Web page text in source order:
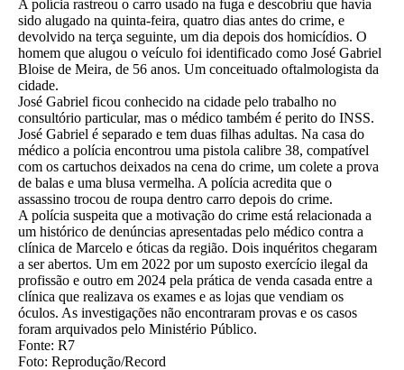
A polícia rastreou o carro usado na fuga e descobriu que havia
sido alugado na quinta-feira, quatro dias antes do crime, e
devolvido na terça seguinte, um dia depois dos homicídios. O
homem que alugou o veículo foi identificado como José Gabriel
Bloise de Meira, de 56 anos. Um conceituado oftalmologista da
cidade.
José Gabriel ficou conhecido na cidade pelo trabalho no
consultório particular, mas o médico também é perito do INSS.
José Gabriel é separado e tem duas filhas adultas. Na casa do
médico a polícia encontrou uma pistola calibre 38, compatível
com os cartuchos deixados na cena do crime, um colete a prova
de balas e uma blusa vermelha. A polícia acredita que o
assassino trocou de roupa dentro carro depois do crime.
A polícia suspeita que a motivação do crime está relacionada a
um histórico de denúncias apresentadas pelo médico contra a
clínica de Marcelo e óticas da região. Dois inquéritos chegaram
a ser abertos. Um em 2022 por um suposto exercício ilegal da
profissão e outro em 2024 pela prática de venda casada entre a
clínica que realizava os exames e as lojas que vendiam os
óculos. As investigações não encontraram provas e os casos
foram arquivados pelo Ministério Público.
Fonte: R7
Foto: Reprodução/Record